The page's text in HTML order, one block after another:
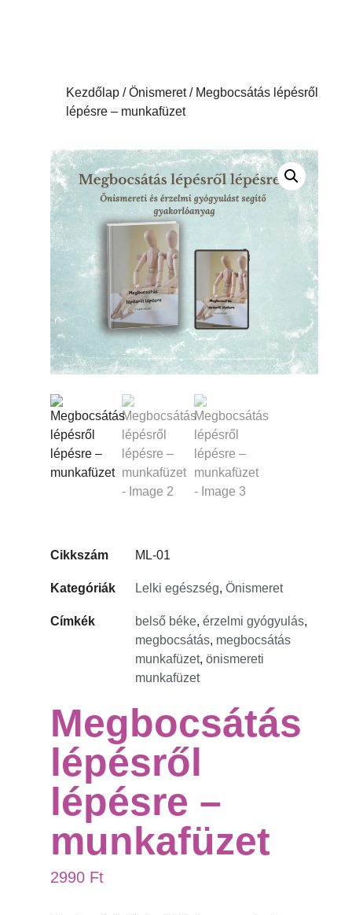
Kezdőlap/Önismeret/ Megbocsátás lépésről
lépésre – munkafüzet
Cikkszám ML-01
Kategóriák Lelki egészség, Önismeret
Címkék belső béke, érzelmi gyógyulás,
megbocsátás, megbocsátás
munkafüzet, önismereti
munkafüzet
Megbocsátás
lépésről
lépésre –
munkafüzet
2990 Ft